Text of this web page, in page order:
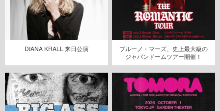
DIANA KRALL 来日公演
ブルーノ・マーズ、史上最大級の
ジャパンドームツアー開催！